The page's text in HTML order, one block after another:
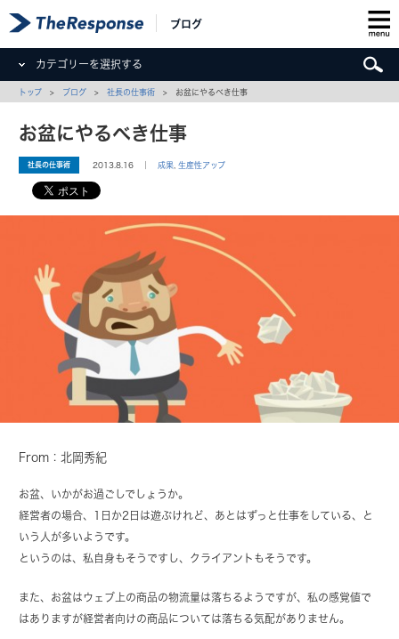
ブログ
カテゴリーを選択する
トップ > ブログ >社長の仕事術 > お盆にやるべき仕事
お盆にやるべき仕事
社長の仕事術 2013.8.16 ｜ 成果 ,生産性アップ
From：北岡秀紀
お盆、いかがお過ごしでしょうか。
経営者の場合、1日か2日は遊ぶけれど、あとはずっと仕事をしている、と
いう人が多いようです。
というのは、私自身もそうですし、クライアントもそうです。
また、お盆はウェブ上の商品の物流量は落ちるようですが、私の感覚値で
はありますが経営者向けの商品については落ちる気配がありません。